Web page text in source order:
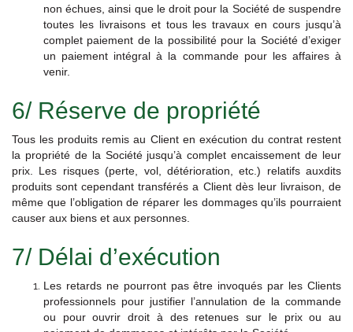
non échues, ainsi que le droit pour la Société de suspendre
toutes les livraisons et tous les travaux en cours jusqu’à
complet paiement de la possibilité pour la Société d’exiger
un paiement intégral à la commande pour les affaires à
venir.
6/ Réserve de propriété
Tous les produits remis au Client en exécution du contrat restent
la propriété de la Société jusqu’à complet encaissement de leur
prix. Les risques (perte, vol, détérioration, etc.) relatifs auxdits
produits sont cependant transférés a Client dès leur livraison, de
même que l’obligation de réparer les dommages qu’ils pourraient
causer aux biens et aux personnes.
7/ Délai d’exécution
Les retards ne pourront pas être invoqués par les Clients
professionnels pour justifier l’annulation de la commande
ou pour ouvrir droit à des retenues sur le prix ou au